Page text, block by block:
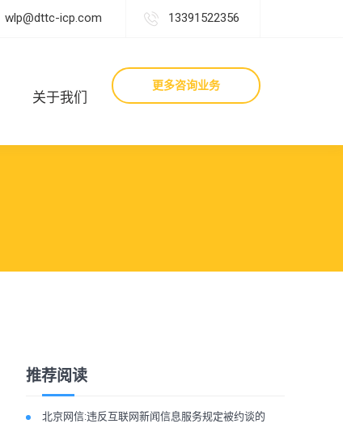
wlp@dttc-icp.com 13391522356
更多咨询业务
关于我们
推荐阅读
北京网信:违反互联网新闻信息服务规定被约谈的